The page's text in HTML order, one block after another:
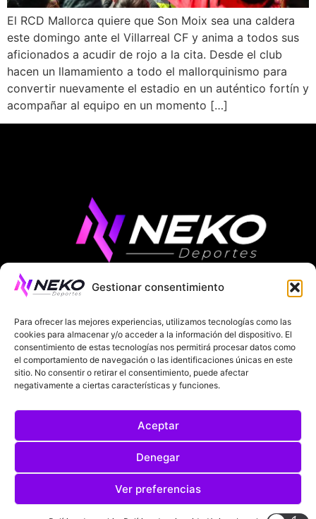
Gestionar consentimiento
Para ofrecer las mejores experiencias, utilizamos tecnologías como las
cookies para almacenar y/o acceder a la información del dispositivo. El
consentimiento de estas tecnologías nos permitirá procesar datos como
el comportamiento de navegación o las identificaciones únicas en este
sitio. No consentir o retirar el consentimiento, puede afectar
negativamente a ciertas características y funciones.
Aceptar
Denegar
Ver preferencias
El RCD Mallorca quiere que Son Moix sea una caldera
este domingo ante el Villarreal CF y anima a todos sus
aficionados a acudir de rojo a la cita. Desde el club
hacen un llamamiento a todo el mallorquinismo para
convertir nuevamente el estadio en un auténtico fortín y
acompañar al equipo en un momento […]
ÚLTIMAS NOTICIAS COMPETICIONES EUROPEAS
LA LIGA MUNDIAL 2026 FÚTBOL INTERNACIONAL
SOBRE NOSOTROS
POLÍTICA DE PRIVACIDAD
POLÍTICA DE COOKIES